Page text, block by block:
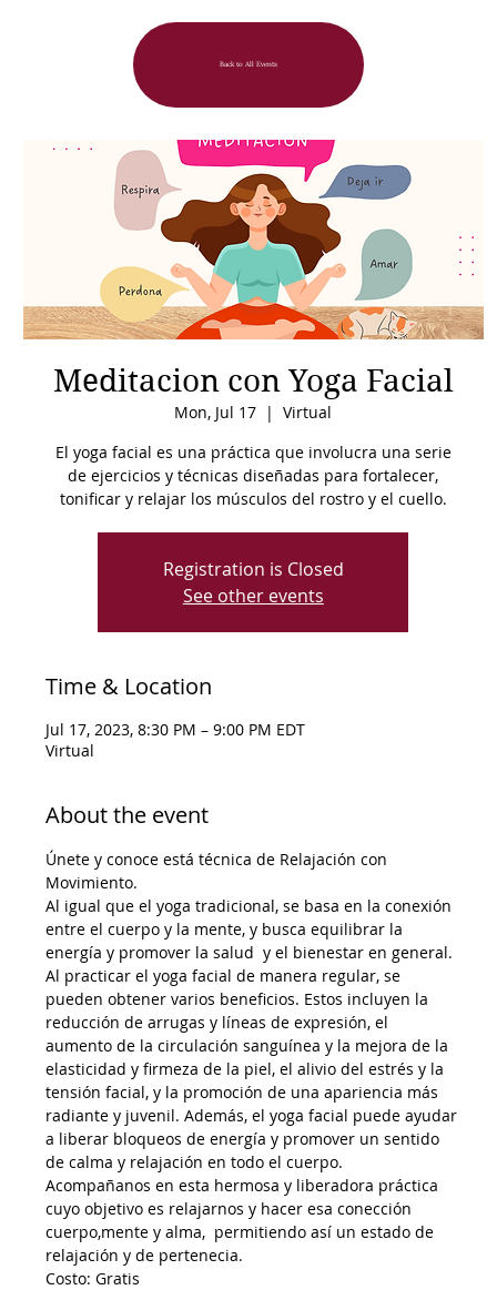
Back to All Events
Meditacion con Yoga Facial
Mon, Jul 17
  |
Virtual
El yoga facial es una práctica que involucra una serie
de ejercicios y técnicas diseñadas para fortalecer,
tonificar y relajar los músculos del rostro y el cuello.
Registration is Closed
See other events
Time & Location
Jul 17, 2023, 8:30 PM – 9:00 PM EDT
Virtual
About the event
Únete y conoce está técnica de Relajación con
Movimiento.
Al igual que el yoga tradicional, se basa en la conexión
entre el cuerpo y la mente, y busca equilibrar la
energía y promover la salud  y el bienestar en general.
Al practicar el yoga facial de manera regular, se
pueden obtener varios beneficios. Estos incluyen la
reducción de arrugas y líneas de expresión, el
aumento de la circulación sanguínea y la mejora de la
elasticidad y firmeza de la piel, el alivio del estrés y la
tensión facial, y la promoción de una apariencia más
radiante y juvenil. Además, el yoga facial puede ayudar
a liberar bloqueos de energía y promover un sentido
de calma y relajación en todo el cuerpo.
Acompañanos en esta hermosa y liberadora práctica
cuyo objetivo es relajarnos y hacer esa conección
cuerpo,mente y alma,  permitiendo así un estado de
relajación y de pertenecia.
Costo: Gratis